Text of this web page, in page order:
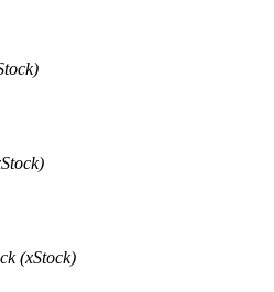
dochód pasywny
(xStock)